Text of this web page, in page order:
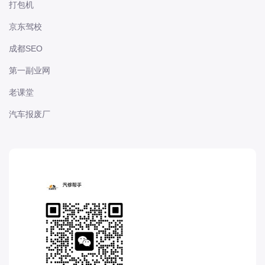
长安
长安-凯程
长安-欧尚
D
东南
东风富康
东风小康
东风景逸
东风纳米
打包机
京东驾校
成都SEO
第一副业网
老课堂
汽车报废厂